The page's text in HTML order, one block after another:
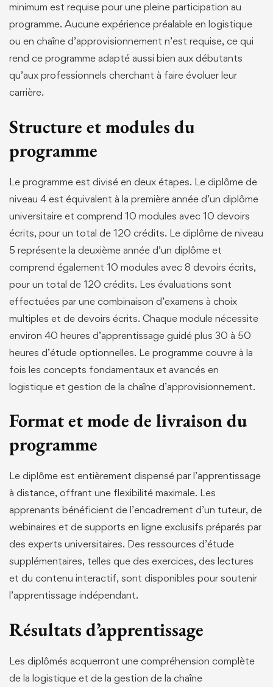
minimum est requise pour une pleine participation au
programme. Aucune expérience préalable en logistique
ou en chaîne d’approvisionnement n’est requise, ce qui
rend ce programme adapté aussi bien aux débutants
qu’aux professionnels cherchant à faire évoluer leur
carrière.
Structure et modules du
programme
Le programme est divisé en deux étapes. Le diplôme de
niveau 4 est équivalent à la première année d’un diplôme
universitaire et comprend 10 modules avec 10 devoirs
écrits, pour un total de 120 crédits. Le diplôme de niveau
5 représente la deuxième année d’un diplôme et
comprend également 10 modules avec 8 devoirs écrits,
pour un total de 120 crédits. Les évaluations sont
effectuées par une combinaison d’examens à choix
multiples et de devoirs écrits. Chaque module nécessite
environ 40 heures d’apprentissage guidé plus 30 à 50
heures d’étude optionnelles. Le programme couvre à la
fois les concepts fondamentaux et avancés en
logistique et gestion de la chaîne d’approvisionnement.
Format et mode de livraison du
programme
Le diplôme est entièrement dispensé par l’apprentissage
à distance, offrant une flexibilité maximale. Les
apprenants bénéficient de l’encadrement d’un tuteur, de
webinaires et de supports en ligne exclusifs préparés par
des experts universitaires. Des ressources d’étude
supplémentaires, telles que des exercices, des lectures
et du contenu interactif, sont disponibles pour soutenir
l’apprentissage indépendant.
Résultats d’apprentissage
Les diplômés acquerront une compréhension complète
de la logistique et de la gestion de la chaîne